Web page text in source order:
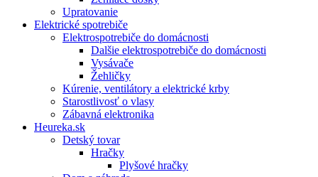
Upratovanie
Elektrické spotrebiče
Elektrospotrebiče do domácnosti
Dalšie elektrospotrebiče do domácnosti
Vysávače
Žehličky
Kúrenie, ventilátory a elektrické krby
Starostlivosť o vlasy
Zábavná elektronika
Heureka.sk
Detský tovar
Hračky
Plyšové hračky